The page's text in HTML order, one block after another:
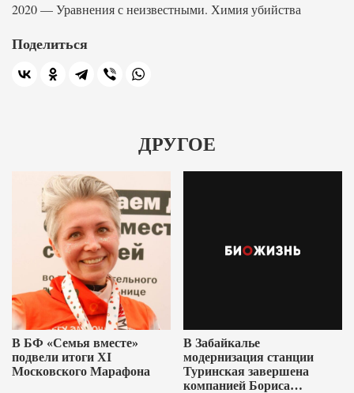
2020 — Уравнения с неизвестными. Химия убийства
Поделиться
ДРУГОЕ
В БФ «Семья вместе»
подвели итоги XI
Московского Марафона
В Забайкалье
модернизация станции
Туринская завершена
компанией Бориса